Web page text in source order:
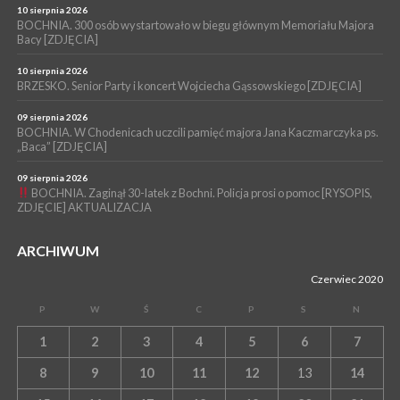
06 sierpnia 2026
BOCHNIA. Podpisano umowę na wykonanie dokumentacji
projektowej przebudowy ulicy Dołuszyckiej
10 sierpnia 2026
BOCHNIA. 300 osób wystartowało w biegu głównym Memoriału Majora
Bacy [ZDJĘCIA]
10 sierpnia 2026
BRZESKO. Senior Party i koncert Wojciecha Gąssowskiego [ZDJĘCIA]
09 sierpnia 2026
BOCHNIA. W Chodenicach uczcili pamięć majora Jana Kaczmarczyka ps.
„Baca” [ZDJĘCIA]
09 sierpnia 2026
BOCHNIA. Zaginął 30-latek z Bochni. Policja prosi o pomoc [RYSOPIS,
ZDJĘCIE] AKTUALIZACJA
ARCHIWUM
Czerwiec 2020
P W Ś C P S N
1 2 3 4 5 6 7
8 9 10 11 12 13 14